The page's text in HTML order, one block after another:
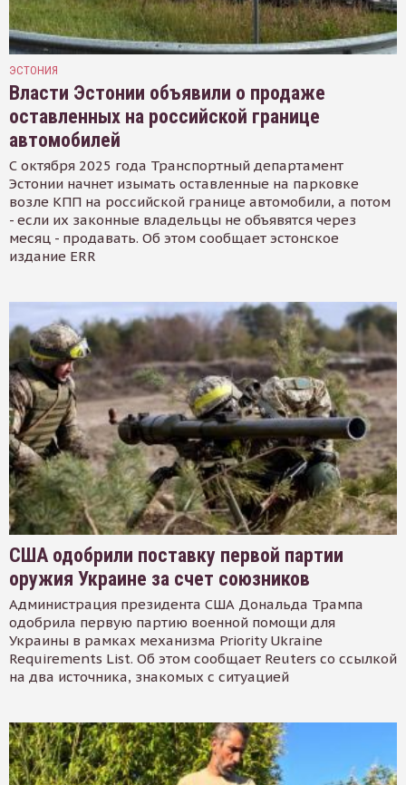
ЭСТОНИЯ
Власти Эстонии объявили о продаже
оставленных на российской границе
автомобилей
С октября 2025 года Транспортный департамент
Эстонии начнет изымать оставленные на парковке
возле КПП на российской границе автомобили, а потом
- если их законные владельцы не объявятся через
месяц - продавать. Об этом сообщает эстонское
издание ERR
США одобрили поставку первой партии
оружия Украине за счет союзников
Администрация президента США Дональда Трампа
одобрила первую партию военной помощи для
Украины в рамках механизма Priority Ukraine
Requirements List. Об этом сообщает Reuters со ссылкой
на два источника, знакомых с ситуацией